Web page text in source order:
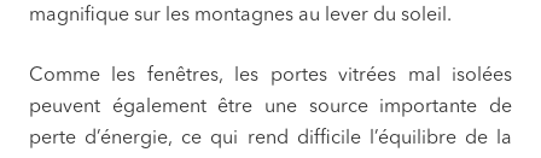
magnifique sur les montagnes au lever du soleil.
Comme les fenêtres, les portes vitrées mal isolées
peuvent également être une source importante de
perte d’énergie, ce qui rend difficile l’équilibre de la